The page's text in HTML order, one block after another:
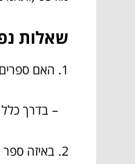
שאלות
1. האם ספרים דיגיטליים זולים יותר?
– בדרך
2. באיזה ספר קל יותר לחפש מידע?